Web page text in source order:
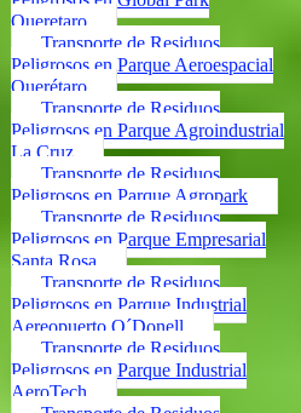
Queretaro
Transporte de Residuos
Peligrosos en Parque Aeroespacial
Querétaro
Transporte de Residuos
Peligrosos en Parque Agroindustrial
La Cruz
Transporte de Residuos
Peligrosos en Parque Agropark
Transporte de Residuos
Peligrosos en Parque Empresarial
Santa Rosa
Transporte de Residuos
Peligrosos en Parque Industrial
Aereopuerto O´Donell
Transporte de Residuos
Peligrosos en Parque Industrial
AeroTech